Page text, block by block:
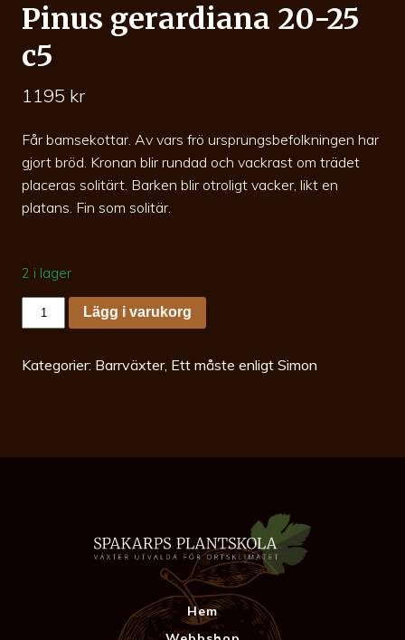
Pinus gerardiana 20-25
c5
1195 kr
Får bamsekottar. Av vars frö ursprungsbefolkningen har
gjort bröd. Kronan blir rundad och vackrast om trädet
placeras solitärt. Barken blir otroligt vacker, likt en
platans. Fin som solitär.
2 i lager
Pinus
gerardiana
20-
c5
mängd
Lägg i varukorg
Kategorier: Barrväxter, Ett måste enligt Simon
Hem